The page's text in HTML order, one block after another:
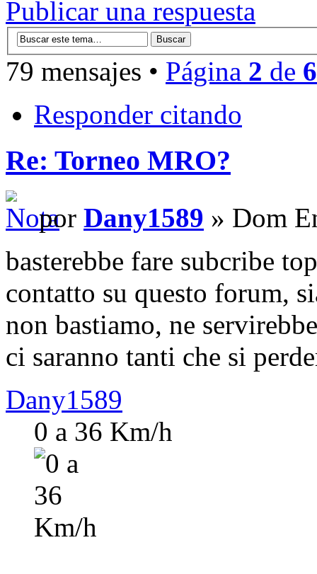
Publicar una respuesta
79 mensajes • Página 2 de 6
Responder citando
Re: Torneo MRO?
por Dany1589 » Dom
basterebbe fare subcribe
contatto su questo forum,
non bastiamo, ne
ci saranno tanti che si
Dany1589
0 a 36 Km/h